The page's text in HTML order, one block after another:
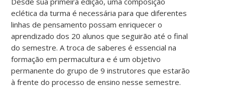
eclética da turma é necessária para que diferentes
linhas de pensamento possam enriquecer o
aprendizado dos 20 alunos que seguirão até o final
do semestre. A troca de saberes é essencial na
formação em permacultura e é um objetivo
permanente do grupo de 9 instrutores que estarão
à frente do processo de ensino nesse semestre.